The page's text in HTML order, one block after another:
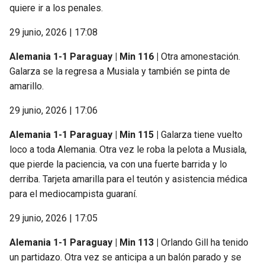
quiere ir a los penales.
29 junio, 2026 | 17:08
Alemania 1-1 Paraguay | Min 116 |
Otra amonestación.
Galarza se la regresa a Musiala y también se pinta de
amarillo.
29 junio, 2026 | 17:06
Alemania 1-1 Paraguay | Min 115 |
Galarza tiene vuelto
loco a toda Alemania. Otra vez le roba la pelota a Musiala,
que pierde la paciencia, va con una fuerte barrida y lo
derriba. Tarjeta amarilla para el teutón y asistencia médica
para el mediocampista guaraní.
29 junio, 2026 | 17:05
Alemania 1-1 Paraguay | Min 113 |
Orlando Gill ha tenido
un partidazo. Otra vez se anticipa a un balón parado y se